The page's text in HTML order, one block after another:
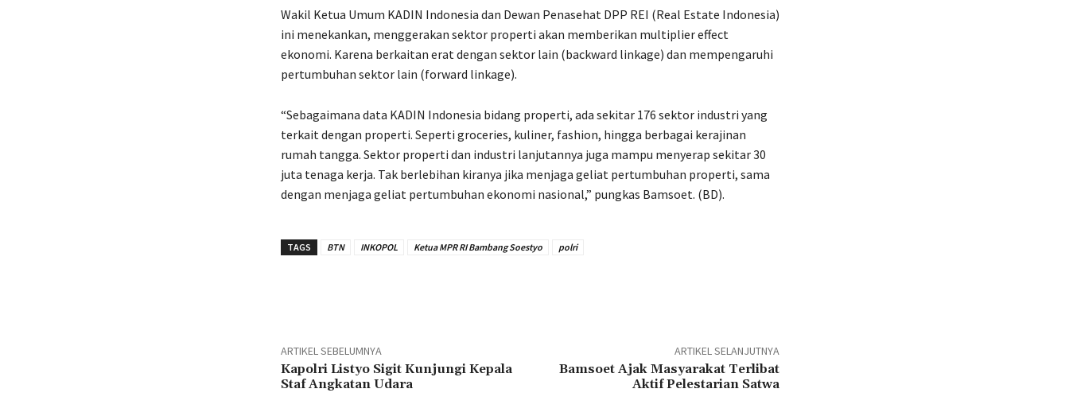
Wakil Ketua Umum KADIN Indonesia dan Dewan Penasehat DPP REI (Real Estate Indonesia)
ini menekankan, menggerakan sektor properti akan memberikan multiplier effect
ekonomi. Karena berkaitan erat dengan sektor lain (backward linkage) dan mempengaruhi
pertumbuhan sektor lain (forward linkage).
“Sebagaimana data KADIN Indonesia bidang properti, ada sekitar 176 sektor industri yang
terkait dengan properti. Seperti groceries, kuliner, fashion, hingga berbagai kerajinan
rumah tangga. Sektor properti dan industri lanjutannya juga mampu menyerap sekitar 30
juta tenaga kerja. Tak berlebihan kiranya jika menjaga geliat pertumbuhan properti, sama
dengan menjaga geliat pertumbuhan ekonomi nasional,” pungkas Bamsoet. (BD).
TAGS BTN INKOPOL Ketua MPR RI Bambang Soestyo polri
ARTIKEL SEBELUMNYA
Kapolri Listyo Sigit Kunjungi Kepala
Staf Angkatan Udara
ARTIKEL SELANJUTNYA
Bamsoet Ajak Masyarakat Terlibat
Aktif Pelestarian Satwa